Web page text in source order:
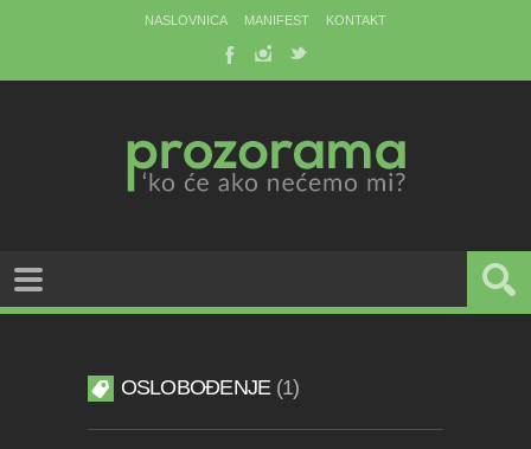
NASLOVNICA MANIFEST KONTAKT
OSLOBOĐENJE 1